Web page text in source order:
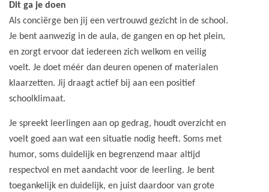
Dit ga je doen
Als conciërge ben jij een vertrouwd gezicht in de school.
Je bent aanwezig in de aula, de gangen en op het plein,
en zorgt ervoor dat iedereen zich welkom en veilig
voelt. Je doet méér dan deuren openen of materialen
klaarzetten. Jij draagt actief bij aan een positief
schoolklimaat.
Je spreekt leerlingen aan op gedrag, houdt overzicht en
voelt goed aan wat een situatie nodig heeft. Soms met
humor, soms duidelijk en begrenzend maar altijd
respectvol en met aandacht voor de leerling. Je bent
toegankelijk en duidelijk, en juist daardoor van grote